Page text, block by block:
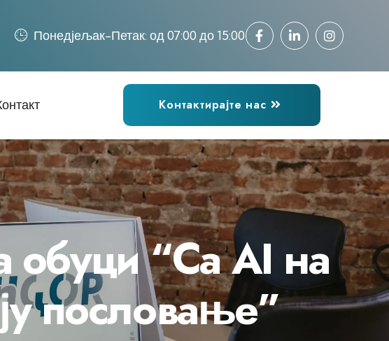
Понед‌јељак-Петак: од 07:00 до 15:00
Контактирајте нас
обуци “Са AI на
пословање”